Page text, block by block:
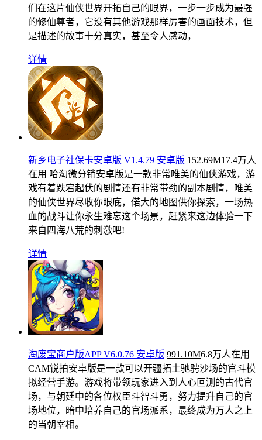
们在这片仙侠世界开拓自己的眼界，一步一步成为最强
的修仙尊者，它没有其他游戏那样厉害的画面技术，但
是描述的故事十分真实，甚至令人感动，
详情
新乡电子社保卡安卓版 V1.4.79 安卓版 152.69M17.4万人
在用 哈淘微分销安卓版是一款非常唯美的仙侠游戏，游
戏有着跌宕起伏的剧情还有非常带劲的副本剧情，唯美
的仙侠世界尽收你眼底，偌大的地图供你探索，一场热
血的战斗让你永生难忘这个场景，赶紧来这边体验一下
来自四海八荒的刺激吧!
详情
淘废宝商户版APP V6.0.76 安卓版 991.10M6.8万人在用
CAM锐拍安卓版是一款可以开疆拓土驰骋沙场的官斗模
拟经营手游。游戏将带领玩家进入到人心叵测的古代官
场，与朝廷中的各位权臣斗智斗勇，努力提升自己的官
场地位，暗中培养自己的官场派系，最终成为万人之上
的当朝宰相。